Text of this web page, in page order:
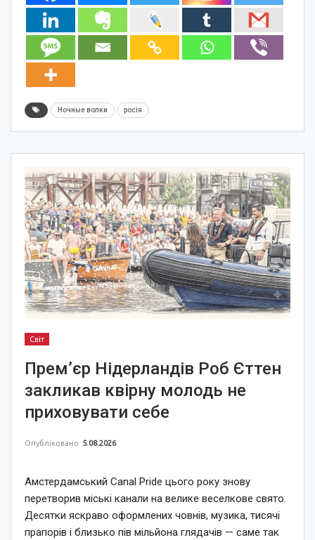
Ночные волки росія
Світ
Прем’єр Нідерландів Роб Єттен
закликав квірну молодь не
приховувати себе
Опубліковано 5.08.2026
Амстердамський Canal Pride цього року знову
перетворив міські канали на велике веселкове свято.
Десятки яскраво оформлених човнів, музика, тисячі
прапорів і близько пів мільйона глядачів — саме так